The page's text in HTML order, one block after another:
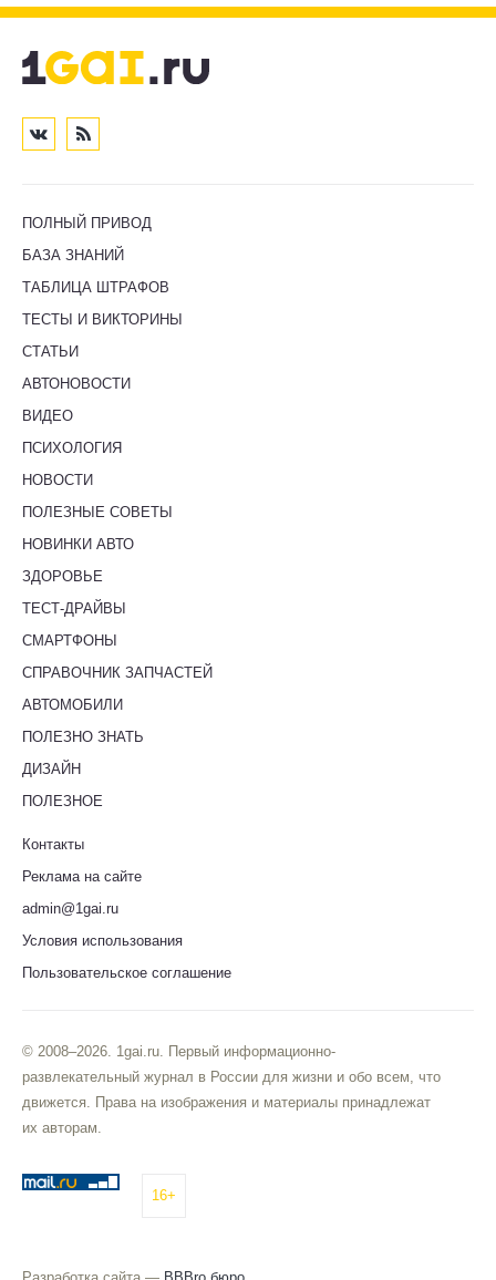
ПОЛНЫЙ ПРИВОД
БАЗА ЗНАНИЙ
ТАБЛИЦА ШТРАФОВ
ТЕСТЫ И ВИКТОРИНЫ
СТАТЬИ
АВТОНОВОСТИ
ВИДЕО
ПСИХОЛОГИЯ
НОВОСТИ
ПОЛЕЗНЫЕ СОВЕТЫ
НОВИНКИ АВТО
ЗДОРОВЬЕ
ТЕСТ-ДРАЙВЫ
СМАРТФОНЫ
СПРАВОЧНИК ЗАПЧАСТЕЙ
АВТОМОБИЛИ
ПОЛЕЗНО ЗНАТЬ
ДИЗАЙН
ПОЛЕЗНОЕ
Контакты
Реклама на сайте
admin@1gai.ru
Условия использования
Пользовательское соглашение
© 2008–2026. 1gai.ru. Первый информационно-
развлекательный журнал в России для жизни и обо всем, что
движется. Права на изображения и материалы принадлежат
их авторам.
16+